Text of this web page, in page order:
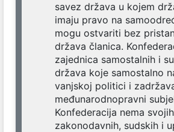
savez država u kojem
imaju pravo na
mogu ostvariti bez
država članica.
zajednica samostalnih i
država koje samostalno
vanjskoj politici i
međunarodnopravni
Konfederacija nema svojih
zakonodavnih, sudskih i